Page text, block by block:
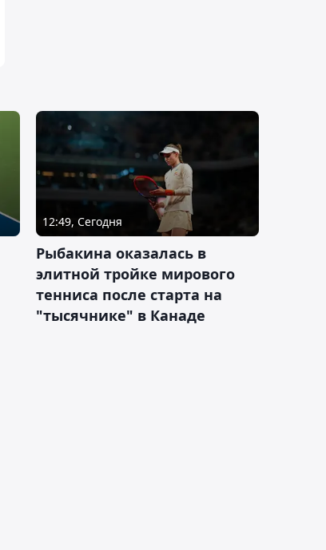
12:49, Сегодня
Рыбакина оказалась в
элитной тройке мирового
тенниса после старта на
"тысячнике" в Канаде